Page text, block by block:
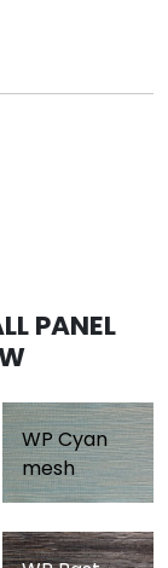
PANEL
WP Cyan
mesh